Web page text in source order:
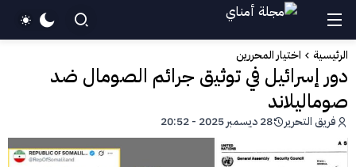
الرئيسية اختيار المحررين
دور إسرائيل في توثيق جرائم الصومال ضد
صوماليلاند
فريق التحرير 28 ديسمبر 2025 - 20:52